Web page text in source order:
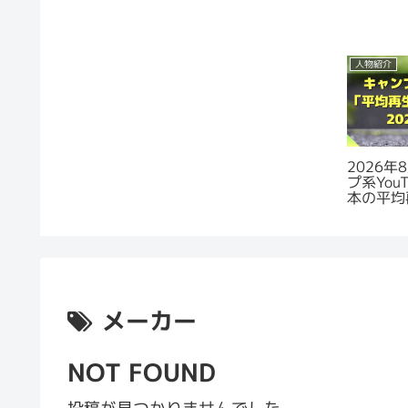
人物紹介
2026年
プ系
本の平
メーカー
NOT FOUND